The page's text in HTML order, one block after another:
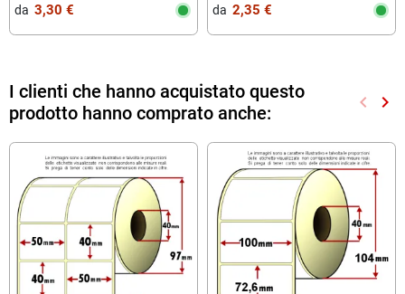
da‎ ‎ 3,30 € da‎ ‎ 2,35 €
I clienti che hanno acquistato questo
prodotto hanno comprato anche:
keyboard_arrow_left keyboard_arrow_right